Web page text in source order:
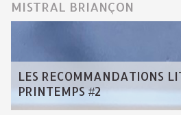
MISTRAL BRIANÇON
LES RECOMMANDATIONS
PRINTEMPS #2